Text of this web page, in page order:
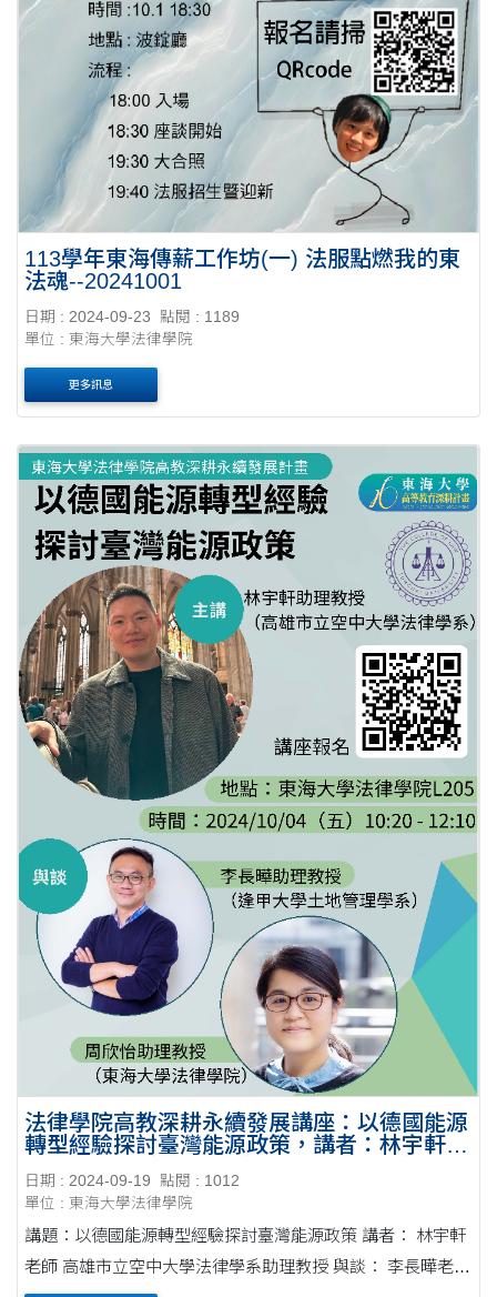
113學年東海傳薪工作坊(一) 法服點燃我的東
法魂--20241001
日期 : 2024-09-23
點閱 : 1189
單位 : 東海大學法律學院
更多訊息
法律學院高教深耕永續發展講座：以德國能源
轉型經驗探討臺灣能源政策，講者：林宇軒老
-20241004
日期 : 2024-09-19
點閱 : 1012
單位 : 東海大學法律學院
講題：以德國能源轉型經驗探討臺灣能源政策 講者： 林宇軒
老師 高雄市立空中大學法律學系助理教授 與談： 李長曄老師